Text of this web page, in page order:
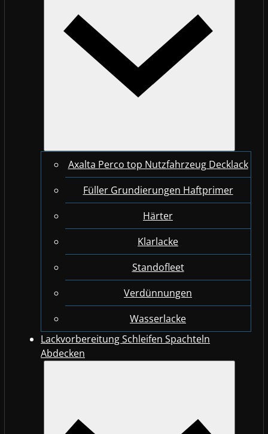
Axalta Perco top Nutzfahrzeug Decklack
Füller Grundierungen Haftprimer
Härter
Klarlacke
Standofleet
Verdünnungen
Wasserlacke
Lackvorbereitung Schleifen Spachteln
Abdecken